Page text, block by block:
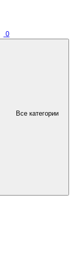
0
Все категории